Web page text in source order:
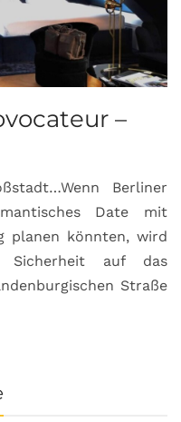
–
Berliner
Date mit
planen könnten, wird
auf das
Straße